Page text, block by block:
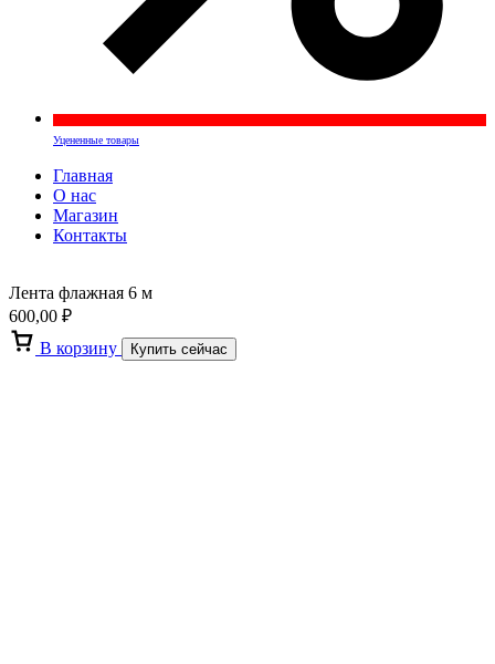
Уцененные товары
Главная
О нас
Магазин
Контакты
Лента флажная 6 м
600,00 ₽
В корзину
Купить сейчас